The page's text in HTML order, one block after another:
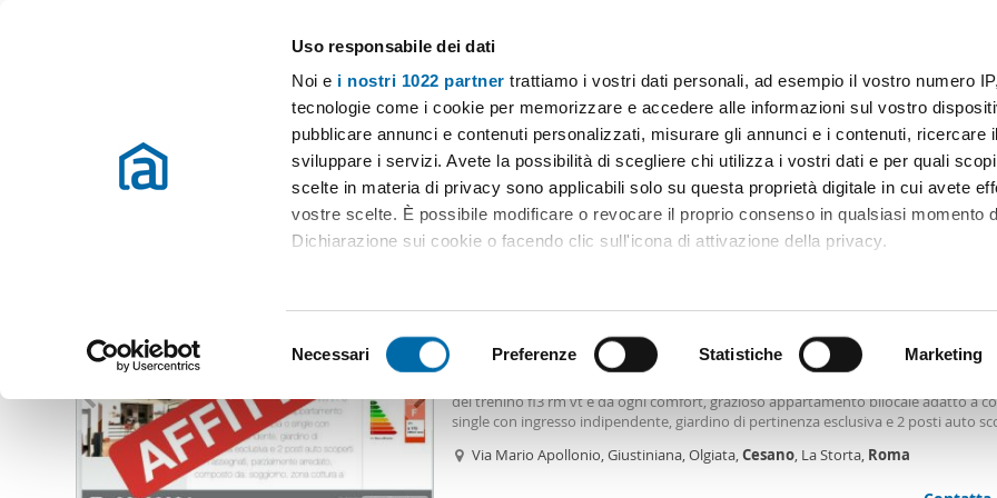
Uso responsabile dei dati
Noi e i nostri 1022 partner trattiamo i vostri dati personali, ad esempio il vostro numero
tecnologie come i cookie per memorizzare e accedere alle informazioni sul vostro
pubblicare annunci e contenuti personalizzati, misurare gli annunci e i contenuti, ricercare
sviluppare i servizi. Avete la possibilità di scegliere chi utilizza i vostri dati e per quali
scelte in materia di privacy sono applicabili solo su questa proprietà digitale in cui avete
vostre scelte. È possibile modificare o revocare il proprio consenso in qualsiasi momento
Dichiarazione sui cookie o facendo clic sull'icona di attivazione della privacy.
Identificare il tuo dispositivo, scansionandolo attivamente alla ricerca di caratteristiche
(impronte digitali).
Approfondisci come vengono elaborati i tuoi dati personali e imposta le tue preferenze
dettagli
. Puoi modificare o ritirare il tuo consenso in qualsiasi momento dalla
Utilizziamo i cookie per personalizzare contenuti ed annunci, per fornire funzionalità dei
e
e
z
i
Necessari Preferenze Statistiche Marketing
Case e appartamenti in affitto in tutta Italia
Scegli la zona A 700€ Superficie Locali Più filtri - 2
Affitto Roma Appartamenti Affitto Roma Appartamento affitto 700 euro cesano roma Roma
Appartamento affitto 700 euro cesano roma Roma (2 immobili) Ordine Mioaffitto
2
Bilocale arredato Giustiniana, olgiata, cesano
del trenino fl3 rm vt e da ogni comfort, grazioso appartamento bilocale adatto a
single con ingresso indipendente, giardino di pertinenza esclusiva e 2 posti auto
muratura con camino, ampia camera matrimoniale, bagno con doccia maxi,
Via Mario Apollonio, Giustiniana, Olgiata,Cesano, La Storta, Roma